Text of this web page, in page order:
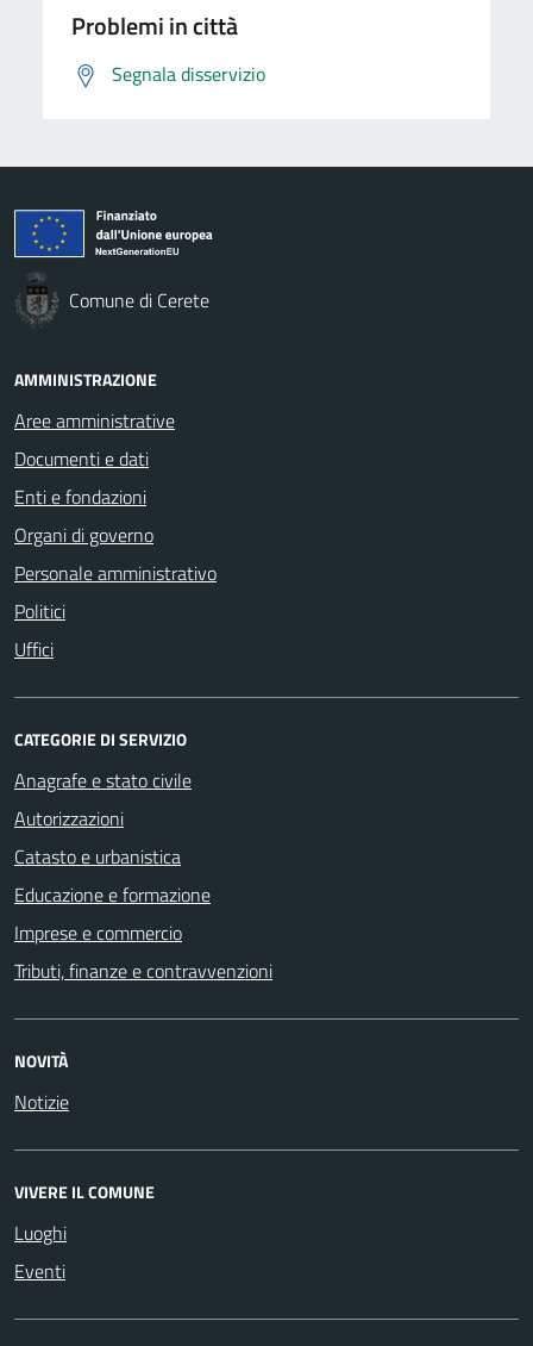
Problemi in città
Segnala disservizio
Comune di Cerete
AMMINISTRAZIONE
Aree amministrative
Documenti e dati
Enti e fondazioni
Organi di governo
Personale amministrativo
Politici
Uffici
CATEGORIE DI SERVIZIO
Anagrafe e stato civile
Autorizzazioni
Catasto e urbanistica
Educazione e formazione
Imprese e commercio
Tributi, finanze e contravvenzioni
NOVITÀ
Notizie
VIVERE IL COMUNE
Luoghi
Eventi